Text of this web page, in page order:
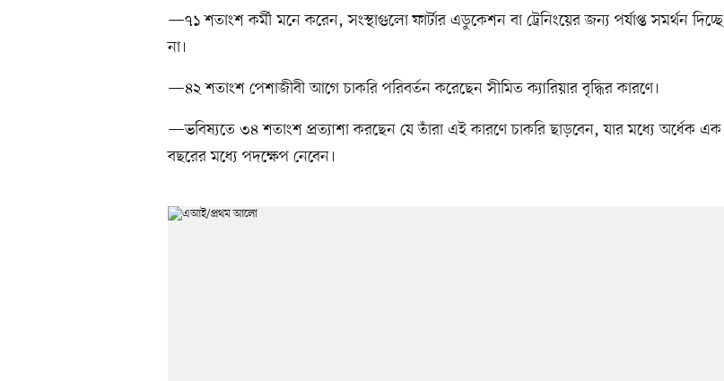
—৭১ শতাংশ কর্মী মনে করেন, সংস্থাগুলো ফার্টার এডুকেশন বা ট্রেনিংয়ের জন্য পর্যাপ্ত সমর্থন দিচ্ছে
না।
—৪২ শতাংশ পেশাজীবী আগে চাকরি পরিবর্তন করেছেন সীমিত ক্যারিয়ার বৃদ্ধির কারণে।
—ভবিষ্যতে ৩৪ শতাংশ প্রত্যাশা করছেন যে তাঁরা এই কারণে চাকরি ছাড়বেন, যার মধ্যে অর্ধেক এক
বছরের মধ্যে পদক্ষেপ নেবেন।